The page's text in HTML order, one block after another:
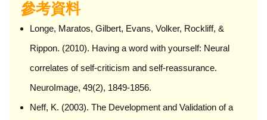
參考資料
Longe, Maratos, Gilbert, Evans, Volker, Rockliff, &
Rippon. (2010). Having a word with yourself: Neural
correlates of self-criticism and self-reassurance.
NeuroImage, 49(2), 1849-1856.
Neff, K. (2003). The Development and Validation of a